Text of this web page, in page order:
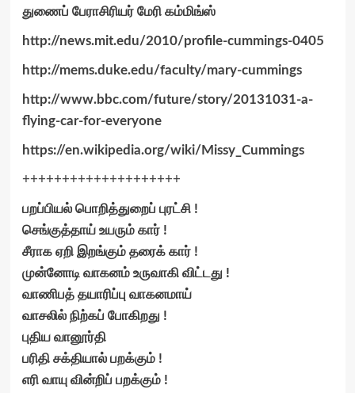
துணைப் பேராசிரியர் மேரி கம்மிங்ஸ்
http://news.mit.edu/2010/profile-cummings-0405
http://mems.duke.edu/faculty/mary-cummings
http://www.bbc.com/future/story/20131031-a-
flying-car-for-everyone
https://en.wikipedia.org/wiki/ Missy_Cummings
++++++++++++++++++++
பறப்பியல் பொறித்துறைப் புரட்சி !
செங்குத்தாய் உயரும் கார் !
சீராக ஏறி இறங்கும் தரைக் கார் !
முன்னோடி வாகனம் உருவாகி விட்டது !
வாணிபத் தயாரிப்பு வாகனமாய்
வாசலில் நிற்கப் போகிறது !
புதிய வானூர்தி
பரிதி சக்தியால் பறக்கும் !
எரி வாயு வின்றிப் பறக்கும் !